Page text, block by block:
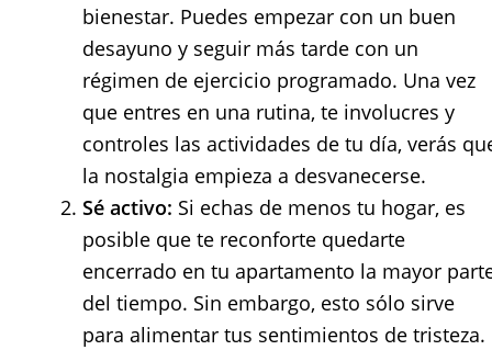
bienestar. Puedes empezar con un buen
desayuno y seguir más tarde con un
régimen de ejercicio programado. Una vez
que entres en una rutina, te involucres y
controles las actividades de tu día, verás
la nostalgia empieza a desvanecerse.
Sé activo: Si echas de menos tu hogar, es
posible que te reconforte quedarte
encerrado en tu apartamento la mayor
del tiempo. Sin embargo, esto sólo sirve
para alimentar tus sentimientos de tristeza.